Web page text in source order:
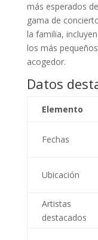
más esperados
gama de
la familia,
los más
acogedor.
Datos
Elemento
Fechas
Ubicación
Artistas
destacados